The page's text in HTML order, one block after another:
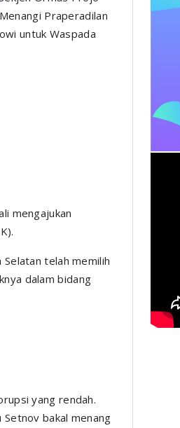
Praperadilan
untuk Waspada
mengajukan
telah memilih
dalam bidang
yang rendah.
bakal menang